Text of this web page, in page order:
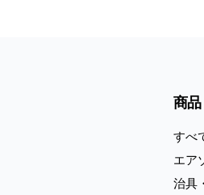
商
すべ
エア
治具